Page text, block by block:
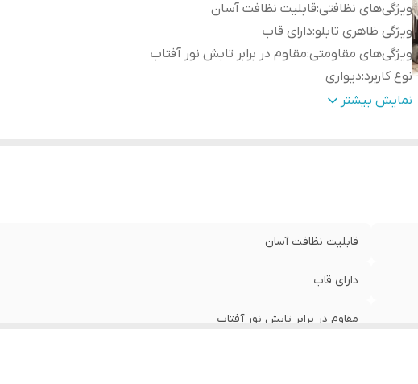
ویژگی‌های نظافتی:قابلیت نظافت آسان
ویژگی ظاهری تابلو:دارای قاب
ویژگی‌های مقاومتی:مقاوم در برابر تابش نور آفتاب
نوع کاربرد:دیواری
جنس پی وی سی
نمایش بیشتر
قابلیت نظافت آسان
دارای قاب
مقاوم در برابر تابش نور آفتاب